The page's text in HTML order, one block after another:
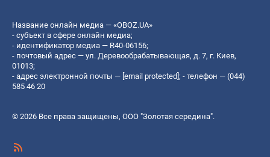
Название онлайн медиа — «OBOZ.UA»
- субъект в сфере онлайн медиа;
- идентификатор медиа — R40-06156;
- почтовый адрес — ул. Деревообрабатывающая, д. 7, г. Киев,
01013;
- адрес электронной почты — [email protected] ; - телефон — (044)
585 46 20
© 2026 Все права защищены, ООО "Золотая середина".